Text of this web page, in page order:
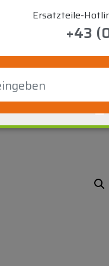
Ersatzteile-
+43